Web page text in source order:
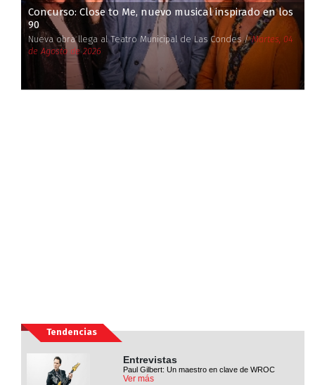
Concurso: Close to Me, nuevo musical inspirado en los
90
Nueva obra llega al Teatro Municipal de Las Condes /Martes, 04
de Agosto de 2026
Tendencias
Entrevistas
Paul Gilbert: Un maestro en clave de WROC
Ver más